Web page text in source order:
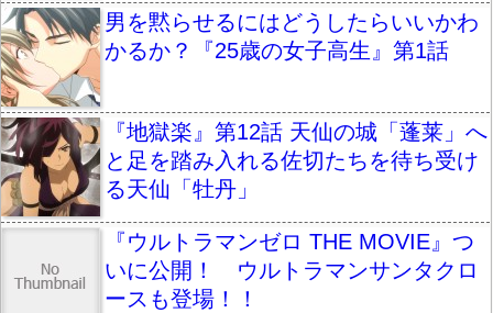
男を黙らせるにはどうしたらいいかわ
かるか？『25歳の女子高生』第1話
『地獄楽』第12話 天仙の城「蓬莱」へ
と足を踏み入れる佐切たちを待ち受け
る天仙「牡丹」
『ウルトラマンゼロ THE MOVIE』つ
いに公開！ ウルトラマンサンタクロ
ースも登場！！